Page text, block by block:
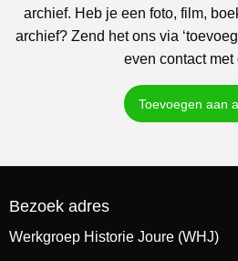
archief. Heb je een foto, film,
archief? Zend het ons via
even contact met
Toevoegen aan
Bezoek adres
Werkgroep Historie Joure (WHJ)